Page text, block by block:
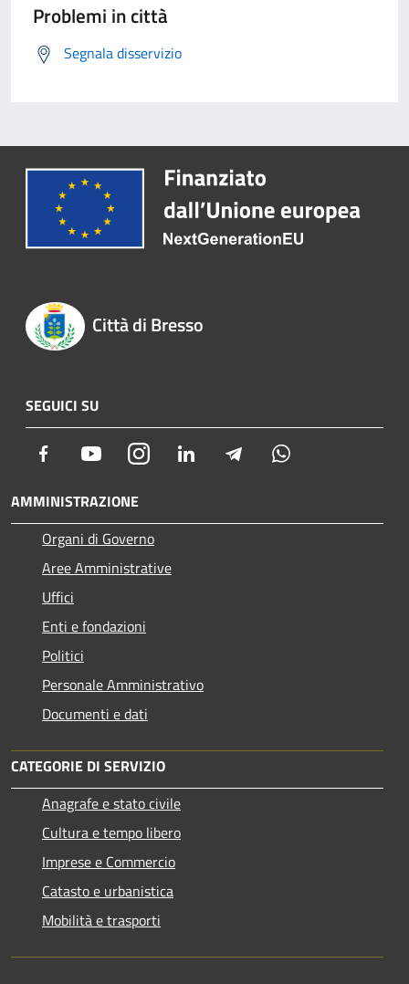
Problemi in città
Segnala disservizio
Città di Bresso
SEGUICI SU
Facebook YoutubeInstagram LinkedIn Telegram
AMMINISTRAZIONE
Organi di Governo
Aree Amministrative
Uffici
Enti e fondazioni
Politici
Personale Amministrativo
Documenti e dati
CATEGORIE DI SERVIZIO
Anagrafe e stato civile
Cultura e tempo libero
Imprese e Commercio
Catasto e urbanistica
Mobilità e trasporti